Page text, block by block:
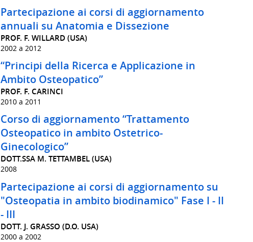
Partecipazione ai corsi di aggiornamento
annuali su Anatomia e Dissezione
PROF. F. WILLARD (USA)
2002 a 2012
“Principi della Ricerca e Applicazione in
Ambito Osteopatico”
PROF. F. CARINCI
2010 a 2011
Corso di aggiornamento “Trattamento
Osteopatico in ambito Ostetrico-
Ginecologico”
DOTT.SSA M. TETTAMBEL (USA)
2008
Partecipazione ai corsi di aggiornamento su
"Osteopatia in ambito biodinamico" Fase I - II
- III
DOTT. J. GRASSO (D.O. USA)
2000 a 2002